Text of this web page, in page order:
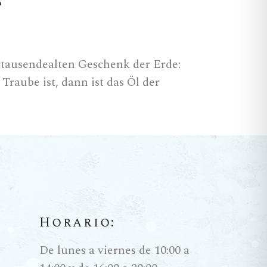
Geschenk der Erde:
ist, dann ist das Öl der
des Menschen, der versteht,
und
Almazara) erreicht, nämlich bei
Horario:
De lunes a viernes de 10:00 a